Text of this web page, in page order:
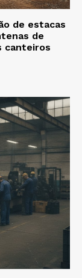
de estacas
de
canteiros